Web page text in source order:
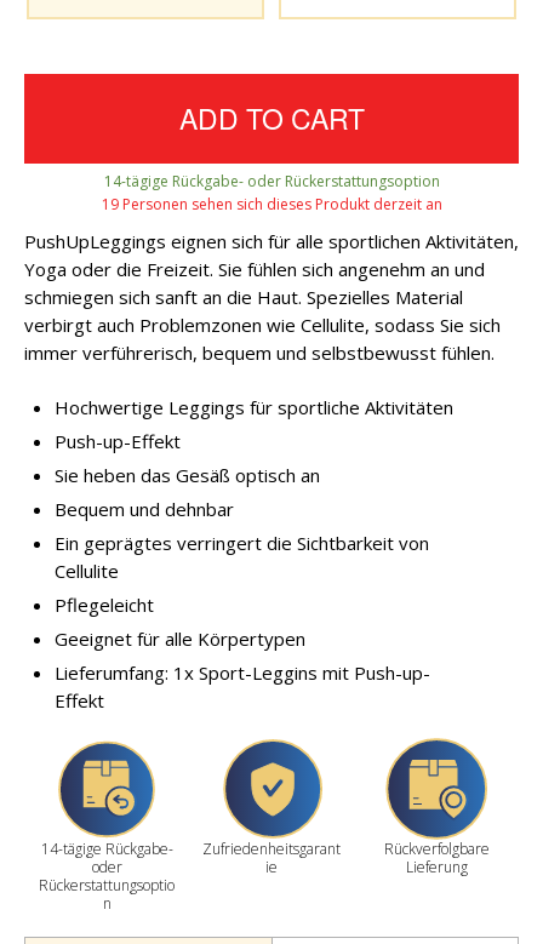
ADD TO CART
14-tägige Rückgabe- oder Rückerstattungsoption
19 Personen sehen sich dieses Produkt derzeit an
PushUpLeggings eignen sich für alle sportlichen Aktivitäten,
Yoga oder die Freizeit. Sie fühlen sich angenehm an und
schmiegen sich sanft an die Haut. Spezielles Material
verbirgt auch Problemzonen wie Cellulite, sodass Sie sich
immer verführerisch, bequem und selbstbewusst fühlen.
Hochwertige Leggings für sportliche Aktivitäten
Push-up-Effekt
Sie heben das Gesäß optisch an
Bequem und dehnbar
Ein geprägtes verringert die Sichtbarkeit von
Cellulite
Pflegeleicht
Geeignet für alle Körpertypen
Lieferumfang: 1x Sport-Leggins mit Push-up-
Effekt
14-tägige Rückgabe-
oder
Rückerstattungsoptio
n
Zufriedenheitsgarant
ie
Rückverfolgbare
Lieferung